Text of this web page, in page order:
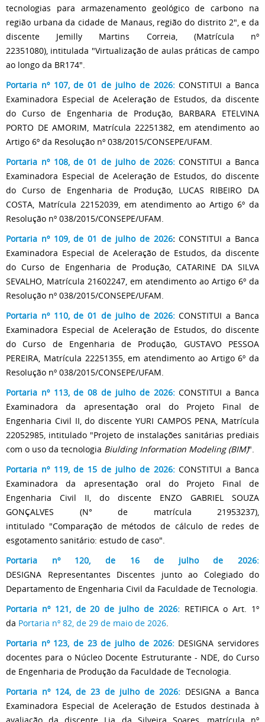
tecnologias para armazenamento geológico de carbono na
região urbana da cidade de Manaus, região do distrito 2", e da
discente Jemilly Martins Correia, (Matrícula nº
22351080), intitulada "Virtualização de aulas práticas de campo
ao longo da BR174".
Portaria nº 107, de 01 de julho de 2026: CONSTITUI a Banca
Examinadora Especial de Aceleração de Estudos, da discente
do Curso de Engenharia de Produção, BARBARA ETELVINA
PORTO DE AMORIM, Matrícula 22251382, em atendimento ao
Artigo 6º da Resolução nº 038/2015/CONSEPE/UFAM.
Portaria nº 108, de 01 de julho de 2026: CONSTITUI a Banca
Examinadora Especial de Aceleração de Estudos, do discente
do Curso de Engenharia de Produção, LUCAS RIBEIRO DA
COSTA, Matrícula 22152039, em atendimento ao Artigo 6º da
Resolução nº 038/2015/CONSEPE/UFAM.
Portaria nº 109, de 01 de julho de 2026:CONSTITUI a Banca
Examinadora Especial de Aceleração de Estudos, da discente
do Curso de Engenharia de Produção, CATARINE DA SILVA
SEVALHO, Matrícula 21602247, em atendimento ao Artigo 6º da
Resolução nº 038/2015/CONSEPE/UFAM.
Portaria nº 110, de 01 de julho de 2026: CONSTITUI a Banca
Examinadora Especial de Aceleração de Estudos, do discente
do Curso de Engenharia de Produção, GUSTAVO PESSOA
PEREIRA, Matrícula 22251355, em atendimento ao Artigo 6º da
Resolução nº 038/2015/CONSEPE/UFAM.
Portaria nº 113, de 08 de julho de 2026: CONSTITUI a Banca
Examinadora da apresentação oral do Projeto Final de
Engenharia Civil II, do discente YURI CAMPOS PENA, Matrícula
22052985, intitulado "Projeto de instalações sanitárias prediais
com o uso da tecnologia Biulding Information Modeling (BIM)".
Portaria nº 119, de 15 de julho de 2026: CONSTITUI a Banca
Examinadora da apresentação oral do Projeto Final de
Engenharia Civil II, do discente ENZO GABRIEL SOUZA
GONÇALVES (N° de matrícula 21953237),
intitulado "Comparação de métodos de cálculo de redes de
esgotamento sanitário: estudo de caso".
Portaria nº 120, de 16 de julho de 2026:
DESIGNA Representantes Discentes junto ao Colegiado do
Departamento de Engenharia Civil da Faculdade de Tecnologia.
Portaria nº 121, de 20 de julho de 2026: RETIFICA o Art. 1º
da Portaria nº 82, de 29 de maio de 2026.
Portaria nº 123, de 23 de julho de 2026: DESIGNA servidores
docentes para o Núcleo Docente Estruturante - NDE, do Curso
de Engenharia de Produção da Faculdade de Tecnologia.
Portaria nº 124, de 23 de julho de 2026: DESIGNA a Banca
Examinadora Especial de Aceleração de Estudos destinada à